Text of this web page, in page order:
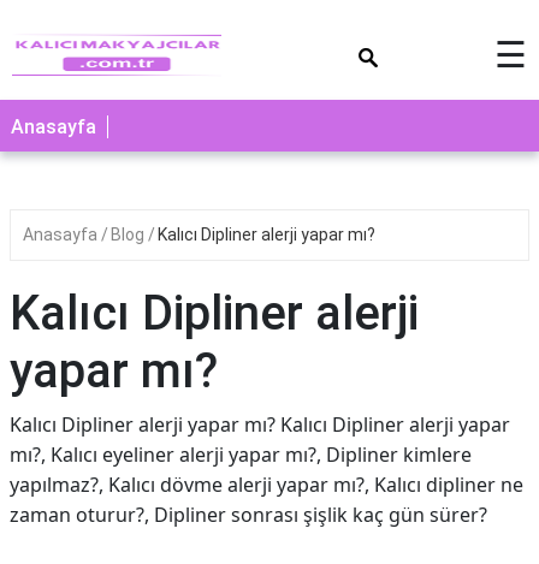
☰
Anasayfa
Anasayfa Blog Kalıcı Dipliner alerji yapar mı?
Kalıcı Dipliner alerji
yapar mı?
Kalıcı Dipliner alerji yapar mı? Kalıcı Dipliner alerji yapar
mı?, Kalıcı eyeliner alerji yapar mı?, Dipliner kimlere
yapılmaz?, Kalıcı dövme alerji yapar mı?, Kalıcı dipliner ne
zaman oturur?, Dipliner sonrası şişlik kaç gün sürer?